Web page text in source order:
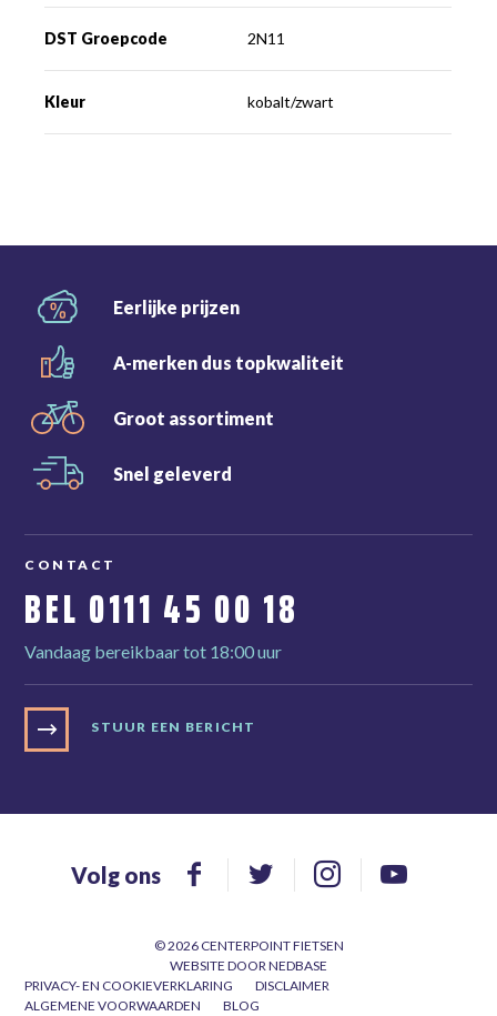
DST Groepcode 2N11
Kleur kobalt/zwart
Eerlijke prijzen
A-merken dus topkwaliteit
Groot assortiment
Snel geleverd
CONTACT
BEL 0111 45 00 18
Vandaag bereikbaar tot 18:00 uur
STUUR EEN BERICHT
© 2026 CENTERPOINT FIETSEN
WEBSITE DOORNEDBASE
PRIVACY- EN COOKIEVERKLARING
DISCLAIMER
ALGEMENE VOORWAARDEN
BLOG
Volg ons